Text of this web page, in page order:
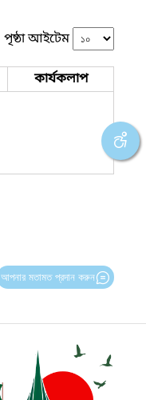
পৃষ্ঠা আইটেম
কার্যকলাপ
আপনার মতামত প্রদান করুন